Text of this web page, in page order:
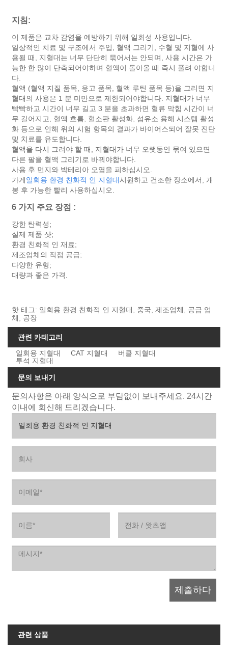
지침:
이 제품은 교차 감염을 예방하기 위해 일회성 사용입니다.
일상적인 치료 및 구조에서 주입, 혈액 그리기, 수혈 및 지혈에 사
용될 때, 지혈대는 너무 단단히 묶어서는 안되며, 사용 시간은 가
능한 한 많이 단축되어야하며 혈액이 돌아올 때 즉시 풀려 야합니
다.
혈액 (혈액 지질 품목, 응고 품목, 혈액 루틴 품목 등)을 그리면 지
혈대의 사용은 1 분 미만으로 제한되어야합니다. 지혈대가 너무
빡빡하고 시간이 너무 길고 3 분을 초과하면 혈류 막힘 시간이 너
무 길어지고, 혈액 흐름, 혈소판 활성화, 섬유소 용해 시스템 활성
화 등으로 인해 위의 시험 항목의 결과가 바이어스되어 잘못 진단
및 치료를 유도합니다.
혈액을 다시 그려야 할 때, 지혈대가 너무 오랫동안 묶여 있으면
다른 팔을 혈액 그리기로 바꿔야합니다.
사용 후 먼지와 박테리아 오염을 피하십시오.
가게일회용 환경 친화적 인 지혈대시원하고 건조한 장소에서, 개
봉 후 가능한 빨리 사용하십시오.
6 가지 주요 장점 :
강한 탄력성;
실제 제품 샷;
환경 친화적 인 재료;
제조업체의 직접 공급;
다양한 유형;
대량과 좋은 가격.
핫 태그: 일회용 환경 친화적 인 지혈대, 중국, 제조업체, 공급 업
체, 공장
관련 카테고리
일회용 지혈대
CAT 지혈대
버클 지혈대
투석 지혈대
문의 보내기
문의사항은 아래 양식으로 부담없이 보내주세요. 24시간
이내에 회신해 드리겠습니다.
관련 상품